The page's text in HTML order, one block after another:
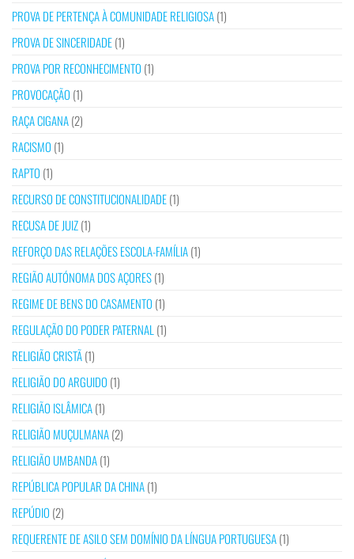
PROVA DE PERTENÇA À COMUNIDADE RELIGIOSA(1)
PROVA DE SINCERIDADE(1)
PROVA POR RECONHECIMENTO (1)
PROVOCAÇÃO (1)
RAÇA CIGANA(2)
RACISMO (1)
RAPTO (1)
RECURSO DE CONSTITUCIONALIDADE(1)
RECUSA DE JUIZ(1)
REFORÇO DAS RELAÇÕES ESCOLA-FAMÍLIA(1)
REGIÃO AUTÓNOMA DOS AÇORES(1)
REGIME DE BENS DO CASAMENTO (1)
REGULAÇÃO DO PODER PATERNAL (1)
RELIGIÃO CRISTÃ(1)
RELIGIÃO DO ARGUIDO (1)
RELIGIÃO ISLÂMICA(1)
RELIGIÃO MUÇULMANA(2)
RELIGIÃO UMBANDA(1)
REPÚBLICA POPULAR DA CHINA(1)
REPÚDIO (2)
REQUERENTE DE ASILO SEM DOMÍNIO DA LÍNGUA PORTUGUESA(1)